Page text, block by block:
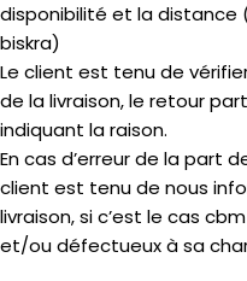
disponibilité et la distance
biskra)
Le client est tenu de
de la livraison, le retour
indiquant la raison.
En cas d’erreur de la part
client est tenu de nous
livraison, si c’est le cas
et/ou défectueux à sa